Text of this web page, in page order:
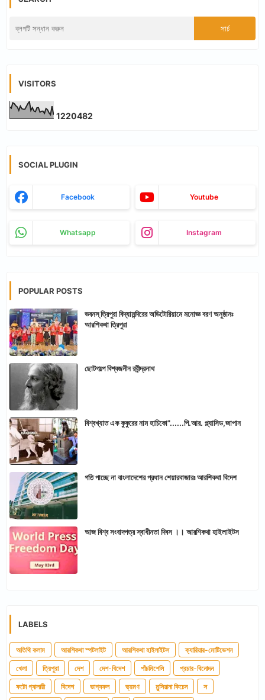
VISITORS
1220482
SOCIAL PLUGIN
Facebook Youtube
Whatsapp Instagram
POPULAR POSTS
ভবনস্ ত্রিপুরা বিদ্যামন্দিরের অডিটোরিয়ামে মনোজ্ঞ বরণ অনুষ্ঠানঃ
আরশিকথা ত্রিপুরা
ছোটগল্পে বিশ্বজনীন রবীন্দ্রনাথ
বিশ্বখ্যাত এক কুকুরের নাম হাচিকো"......পি.আর. প্ল্যাসিড,জাপান
গতি পাচ্ছে না বাংলাদেশের প্রধান শেয়ারবাজারঃ আরশিকথা বিদেশ
আজ বিশ্ব সংবাদপত্র স্বাধীনতা দিবস ।। আরশিকথা হাইলাইটস
LABELS
অতিথি কলাম আরশিকথা স্পটলাইট আরশিকথা হাইলাইটস ক্যারিয়ার-মোটিভেশন
খেলা ত্রিপুরা দেশ দেশ-বিদেশ পাঁচমিশেলি প্রচার-বিনোদন
ফটো গ্যালারী বিদেশ ভাগ্যফল ভ্রমণ মুন্সিয়ানা কিচেন স